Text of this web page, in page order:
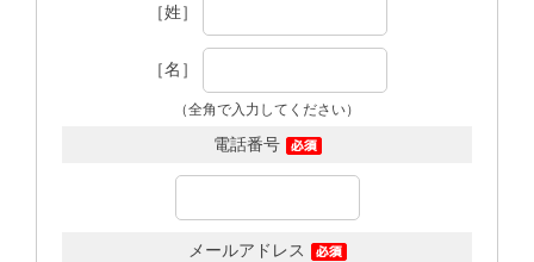
［姓］
［名］
（全角で入力してください）
電話番号
メールアドレス